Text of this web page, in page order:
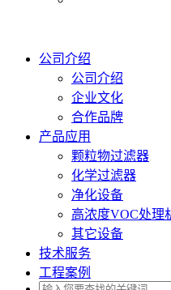
公司介绍
公司介绍
企业文化
合作品牌
产品应用
颗粒物过滤器
化学过滤器
净化设备
高浓度VOC处理
其它设备
技术服务
工程案例